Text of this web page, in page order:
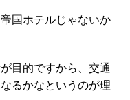
国ホテルじゃないか
目的ですから、交通
るかなというのが理